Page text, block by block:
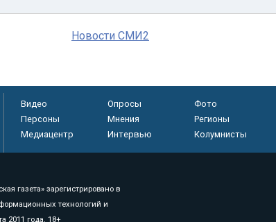
Новости СМИ2
Видео Опросы
Фото
Персоны
Мнения
Регионы
Медиацентр
Интервью Колумнисты
газета» зарегистрировано в
технологий и
2011 года. 18+